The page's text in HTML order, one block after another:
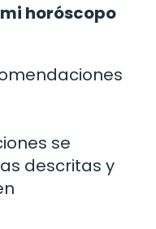
horóscopo
se
descritas y